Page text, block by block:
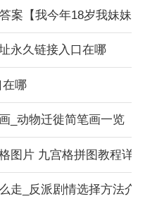
测睡眠周期和质量。
，可以在用户睡眠期间
帮助用户识别夜间可能
统计数据和趋势分析，
随时间的变化。
择多种不同的闹钟声
案【我今年18岁我妹妹
永久链接入口在哪
哪
_动物迁徙简笔画一览
图片 九宫格拼图教程详解
走_反派剧情选择方法介